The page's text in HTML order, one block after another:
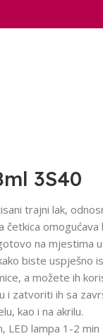
3S40
trajni lak,
četkica
na mjestima
biste uspješno
a možete ih
zatvoriti ih sa
kao i na akrilu.
LED lampa 1-2 min